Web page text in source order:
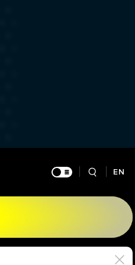
EN